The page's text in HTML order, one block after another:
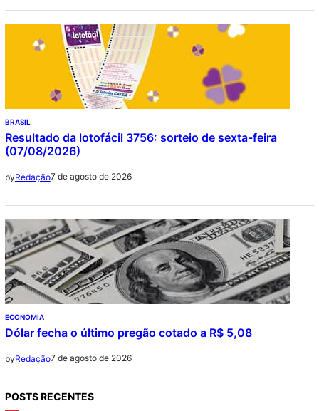
BRASIL
Resultado da lotofácil 3756: sorteio de sexta-feira
(07/08/2026)
byRedação7 de agosto de 2026
ECONOMIA
Dólar fecha o último pregão cotado a R$ 5,08
byRedação7 de agosto de 2026
POSTS RECENTES